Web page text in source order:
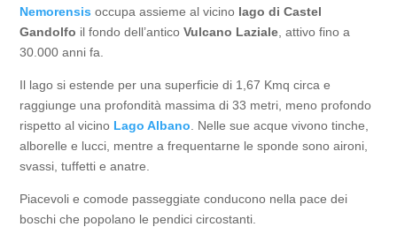
Nemorensis occupa assieme al vicino lago di Castel
Gandolfo ​ il fondo dell’anticoVulcano Laziale , attivo fino a
30.000 anni fa.
Il lago si estende per una superficie di 1,67 Kmq circa e
raggiunge una profondità massima di 33 metri, meno profondo
rispetto al vicino Lago Albano . Nelle sue acque vivono tinche,
alborelle e lucci, mentre a frequentarne le sponde sono aironi,
svassi, tuffetti e anatre.
Piacevoli e comode passeggiate conducono nella pace dei
boschi che popolano le pendici circostanti.